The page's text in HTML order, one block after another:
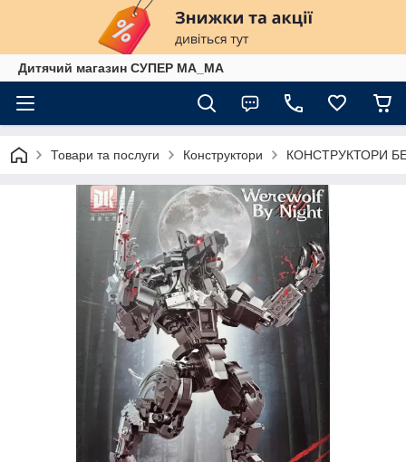
Дитячий магазин СУПЕР МА_МА
Товари та послуги Конструктори КОНСТРУКТОРИ